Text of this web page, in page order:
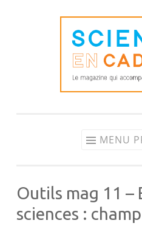
MENU
Outils mag 11 –
sciences :